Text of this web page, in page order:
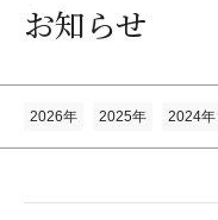
関連サイト一覧
お知らせ
2026年 2025年 2024年